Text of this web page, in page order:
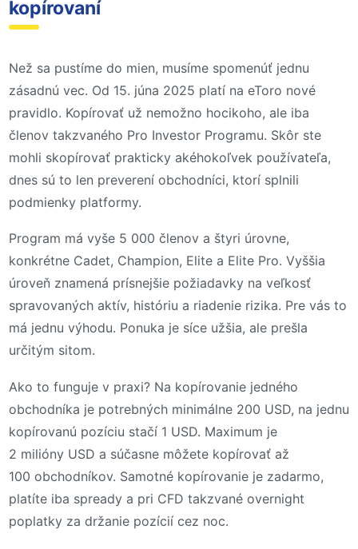
kopírovaní
Než sa pustíme do mien, musíme spomenúť jednu
zásadnú vec. Od 15. júna 2025 platí na eToro nové
pravidlo. Kopírovať už nemožno hocikoho, ale iba
členov takzvaného Pro Investor Programu. Skôr ste
mohli skopírovať prakticky akéhokoľvek používateľa,
dnes sú to len preverení obchodníci, ktorí splnili
podmienky platformy.
Program má vyše 5 000 členov a štyri úrovne,
konkrétne Cadet, Champion, Elite a Elite Pro. Vyššia
úroveň znamená prísnejšie požiadavky na veľkosť
spravovaných aktív, históriu a riadenie rizika. Pre vás to
má jednu výhodu. Ponuka je síce užšia, ale prešla
určitým sitom.
Ako to funguje v praxi? Na kopírovanie jedného
obchodníka je potrebných minimálne 200 USD, na jednu
kopírovanú pozíciu stačí 1 USD. Maximum je
2 milióny USD a súčasne môžete kopírovať až
100 obchodníkov. Samotné kopírovanie je zadarmo,
platíte iba spready a pri CFD takzvané overnight
poplatky za držanie pozícií cez noc.